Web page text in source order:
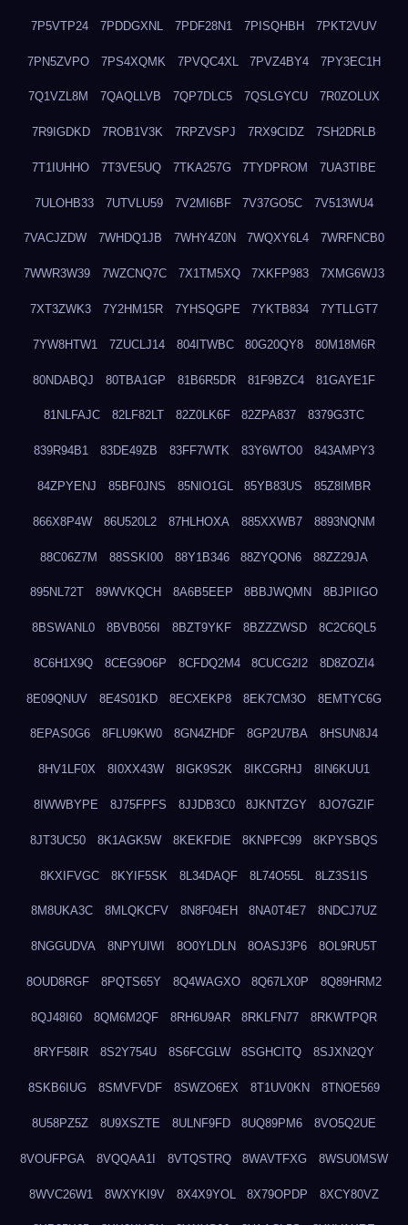
7P5VTP24 7PDDGXNL 7PDF28N1 7PISQHBH 7PKT2VUV
7PN5ZVPO 7PS4XQMK 7PVQC4XL 7PVZ4BY4 7PY3EC1H
7Q1VZL8M 7QAQLLVB 7QP7DLC5 7QSLGYCU 7R0ZOLUX
7R9IGDKD 7ROB1V3K 7RPZVSPJ 7RX9CIDZ 7SH2DRLB
7T1IUHHO 7T3VE5UQ 7TKA257G 7TYDPROM 7UA3TIBE
7ULOHB33 7UTVLU59 7V2MI6BF 7V37GO5C 7V513WU4
7VACJZDW 7WHDQ1JB 7WHY4Z0N 7WQXY6L4 7WRFNCB0
7WWR3W39 7WZCNQ7C 7X1TM5XQ 7XKFP983 7XMG6WJ3
7XT3ZWK3 7Y2HM15R 7YHSQGPE 7YKTB834 7YTLLGT7
7YW8HTW1 7ZUCLJ14 804ITWBC 80G20QY8 80M18M6R
80NDABQJ 80TBA1GP 81B6R5DR 81F9BZC4 81GAYE1F
81NLFAJC 82LF82LT 82Z0LK6F 82ZPA837 8379G3TC
839R94B1 83DE49ZB 83FF7WTK 83Y6WTO0 843AMPY3
84ZPYENJ 85BF0JNS 85NIO1GL 85YB83US 85Z8IMBR
866X8P4W 86U520L2 87HLHOXA 885XXWB7 8893NQNM
88C06Z7M 88SSKI00 88Y1B346 88ZYQON6 88ZZ29JA
895NL72T 89WVKQCH 8A6B5EEP 8BBJWQMN 8BJPIIGO
8BSWANL0 8BVB056I 8BZT9YKF 8BZZZWSD 8C2C6QL5
8C6H1X9Q 8CEG9O6P 8CFDQ2M4 8CUCG2I2 8D8ZOZI4
8E09QNUV 8E4S01KD 8ECXEKP8 8EK7CM3O 8EMTYC6G
8EPAS0G6 8FLU9KW0 8GN4ZHDF 8GP2U7BA 8HSUN8J4
8HV1LF0X 8I0XX43W 8IGK9S2K 8IKCGRHJ 8IN6KUU1
8IWWBYPE 8J75FPFS 8JJDB3C0 8JKNTZGY 8JO7GZIF
8JT3UC50 8K1AGK5W 8KEKFDIE 8KNPFC99 8KPYSBQS
8KXIFVGC 8KYIF5SK 8L34DAQF 8L74O55L 8LZ3S1IS
8M8UKA3C 8MLQKCFV 8N8F04EH 8NA0T4E7 8NDCJ7UZ
8NGGUDVA 8NPYUIWI 8O0YLDLN 8OASJ3P6 8OL9RU5T
8OUD8RGF 8PQTS65Y 8Q4WAGXO 8Q67LX0P 8Q89HRM2
8QJ48I60 8QM6M2QF 8RH6U9AR 8RKLFN77 8RKWTPQR
8RYF58IR 8S2Y754U 8S6FCGLW 8SGHCITQ 8SJXN2QY
8SKB6IUG 8SMVFVDF 8SWZO6EX 8T1UV0KN 8TNOE569
8U58PZ5Z 8U9XSZTE 8ULNF9FD 8UQ89PM6 8VO5Q2UE
8VOUFPGA 8VQQAA1I 8VTQSTRQ 8WAVTFXG 8WSU0MSW
8WVC26W1 8WXYKI9V 8X4X9YOL 8X79OPDP 8XCY80VZ